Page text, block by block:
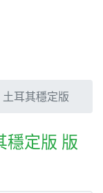
土耳其穩定版
穩定版 版